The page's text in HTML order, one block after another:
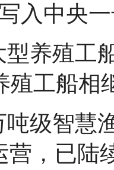
入中央
养殖工
殖工船
吨级智慧
营，已陆